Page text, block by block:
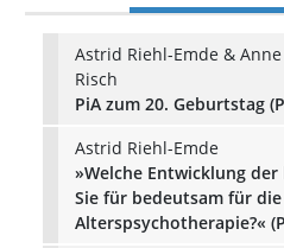
Astrid Riehl-Emde &
Risch
PiA zum 20. Geburtstag
Astrid Riehl-Emde
»Welche Entwicklung
Sie für bedeutsam für die
Alterspsychotherapie?«